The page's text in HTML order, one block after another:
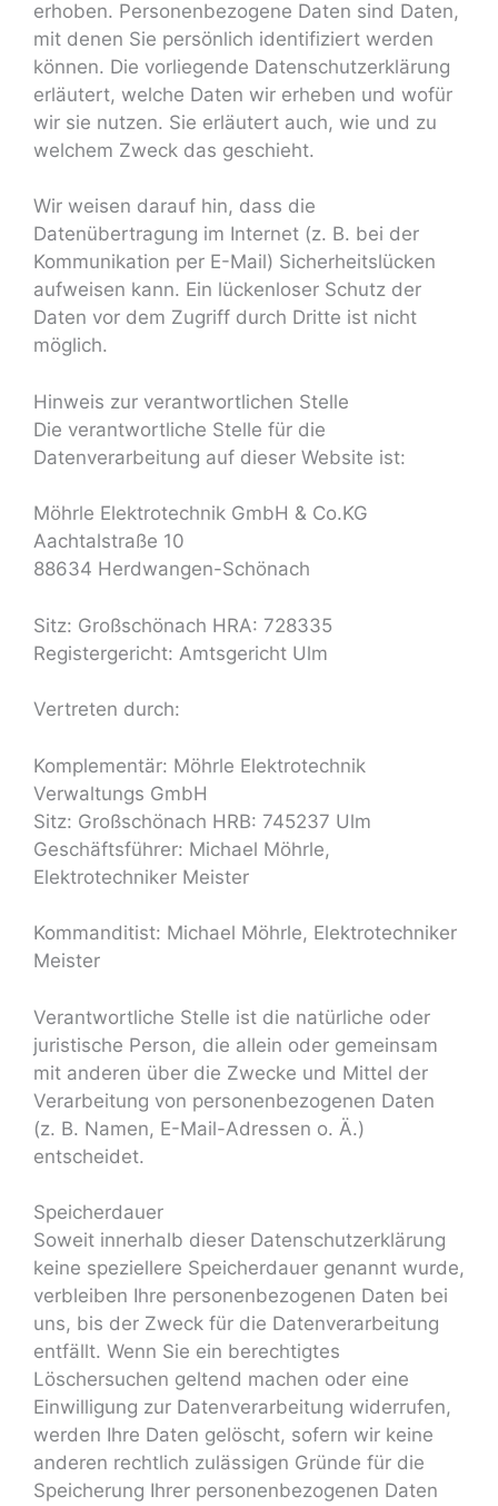
erhoben. Personenbezogene Daten sind Daten,
mit denen Sie persönlich identifiziert werden
können. Die vorliegende Datenschutzerklärung
erläutert, welche Daten wir erheben und wofür
wir sie nutzen. Sie erläutert auch, wie und zu
welchem Zweck das geschieht.
Wir weisen darauf hin, dass die
Datenübertragung im Internet (z. B. bei der
Kommunikation per E-Mail) Sicherheitslücken
aufweisen kann. Ein lückenloser Schutz der
Daten vor dem Zugriff durch Dritte ist nicht
möglich.
Hinweis zur verantwortlichen Stelle
Die verantwortliche Stelle für die
Datenverarbeitung auf dieser Website ist:
Möhrle Elektrotechnik GmbH & Co.KG
Aachtalstraße 10
88634 Herdwangen-Schönach
Sitz: Großschönach HRA: 728335
Registergericht: Amtsgericht Ulm
Vertreten durch:
Komplementär: Möhrle Elektrotechnik
Verwaltungs GmbH
Sitz: Großschönach HRB: 745237 Ulm
Geschäftsführer: Michael Möhrle,
Elektrotechniker Meister
Kommanditist: Michael Möhrle, Elektrotechniker
Meister
Verantwortliche Stelle ist die natürliche oder
juristische Person, die allein oder gemeinsam
mit anderen über die Zwecke und Mittel der
Verarbeitung von personenbezogenen Daten
(z. B. Namen, E-Mail-Adressen o. Ä.)
entscheidet.
Speicherdauer
Soweit innerhalb dieser Datenschutzerklärung
keine speziellere Speicherdauer genannt wurde,
verbleiben Ihre personenbezogenen Daten bei
uns, bis der Zweck für die Datenverarbeitung
entfällt. Wenn Sie ein berechtigtes
Löschersuchen geltend machen oder eine
Einwilligung zur Datenverarbeitung widerrufen,
werden Ihre Daten gelöscht, sofern wir keine
anderen rechtlich zulässigen Gründe für die
Speicherung Ihrer personenbezogenen Daten